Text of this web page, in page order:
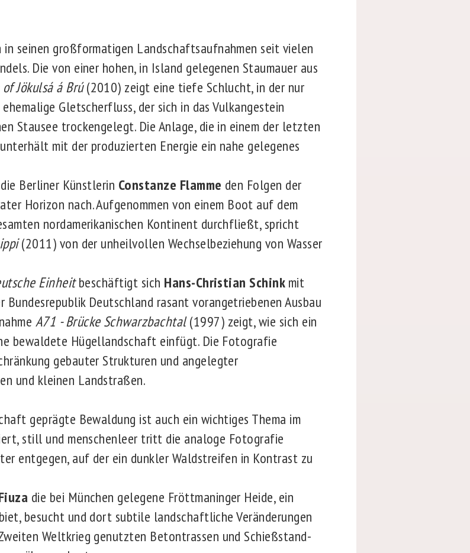
seinen großformatigen Landschaftsaufnahmen seit vielen
Die von einer hohen, in Island gelegenen Staumauer aus
of Jökulsá á Brú(2010) zeigt eine tiefe Schlucht, in der nur
Gletscherfluss, der sich in das Vulkangestein
Stausee trockengelegt. Die Anlage, die in einem der letzten
mit der produzierten Energie ein nahe gelegenes
Berliner Künstlerin Constanze Flamme den Folgen der
Horizon nach. Aufgenommen von einem Boot auf dem
nordamerikanischen Kontinent durchfließt, spricht
(2011) von der unheilvollen Wechselbeziehung von Wasser
Einheitbeschäftigt sich Hans-Christian Schinkmit
Bundesrepublik Deutschland rasant vorangetriebenen Ausbau
A71 - Brücke Schwarzbachtal(1997) zeigt, wie sich ein
bewaldete Hügellandschaft einfügt. Die Fotografie
gebauter Strukturen und angelegter
und kleinen Landstraßen.
geprägte Bewaldung ist auch ein wichtiges Thema im
still und menschenleer tritt die analoge Fotografie
entgegen, auf der ein dunkler Waldstreifen in Kontrast zu
die bei München gelegene Fröttmaninger Heide, ein
besucht und dort subtile landschaftliche Veränderungen
Weltkrieg genutzten Betontrassen und Schießstand-